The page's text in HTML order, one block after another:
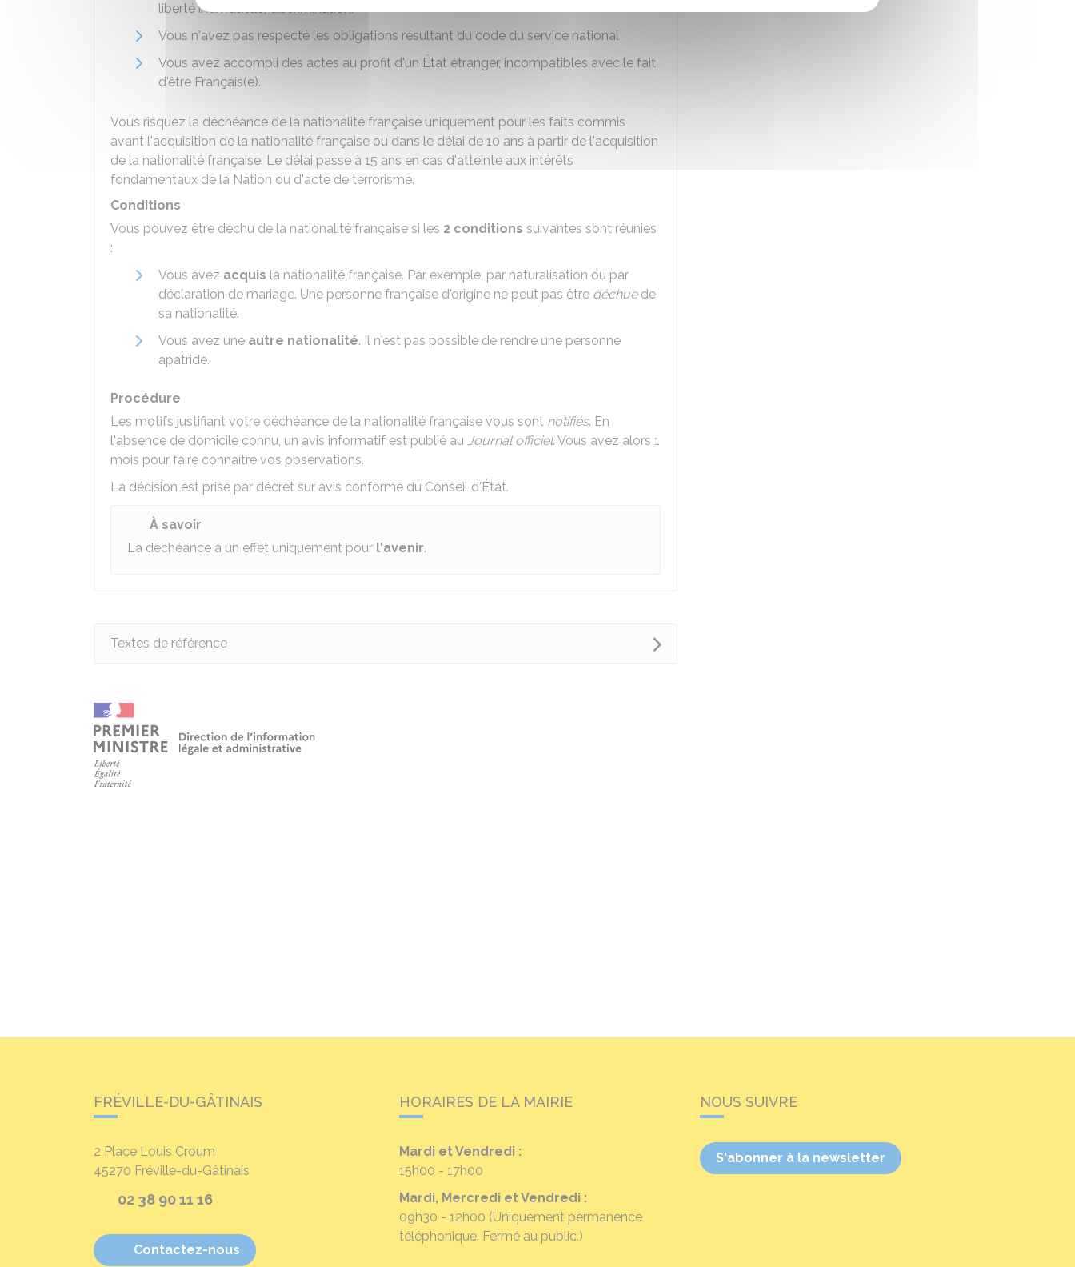
liberté individuelle, discrimination.
Vous n'avez pas respecté les obligations résultant du code du service national
Vous avez accompli des actes au profit d'un État étranger, incompatibles avec le fait
d'être Français(e).
Vous risquez la déchéance de la nationalité française uniquement pour les faits commis
avant l'acquisition de la nationalité française ou dans le délai de 10 ans à partir de l'acquisition
de la nationalité française. Le délai passe à 15 ans en cas d'atteinte aux intérêts
fondamentaux de la Nation ou d'acte de terrorisme.
Conditions
Vous pouvez être déchu de la nationalité française si les 2 conditions suivantes sont réunies
:
Vous avez acquis la nationalité française. Par exemple, par naturalisation ou par
déclaration de mariage. Une personne française d'origine ne peut pas être déchuede
sa nationalité.
Vous avez une autre nationalité. Il n'est pas possible de rendre une personne
apatride.
Procédure
Les motifs justifiant votre déchéance de la nationalité française vous sont notifiés. En
l'absence de domicile connu, un avis informatif est publié au Journal officiel. Vous avez alors 1
mois pour faire connaître vos observations.
La décision est prise par décret sur avis conforme du Conseil d'État.
À savoir
La déchéance a un effet uniquement pour l'avenir.
Textes de référence
FRÉVILLE-DU-GÂTINAIS
2 Place Louis Croum
45270 Fréville-du-Gâtinais
02 38 90 11 16
Contactez-nous
HORAIRES DE LA MAIRIE
Mardi et Vendredi :
15h00 - 17h00
Mardi, Mercredi et Vendredi :
09h30 - 12h00 (Uniquement permanence
téléphonique. Fermé au public.)
NOUS SUIVRE
S'abonner à la newsletter